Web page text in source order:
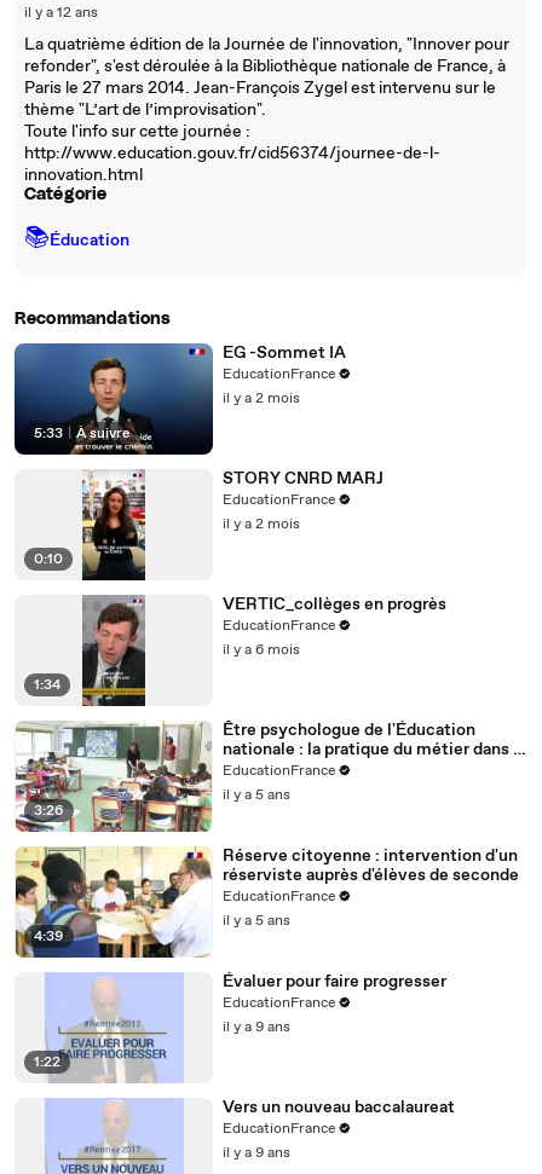
il y a 12 ans
La quatrième édition de la Journée de l'innovation, "Innover pour
refonder", s'est déroulée à la Bibliothèque nationale de France, à
Paris le 27 mars 2014. Jean-François Zygel est intervenu sur le
thème "L’art de l’improvisation".
Toute l'info sur cette journée :
http://www.education.gouv.fr/cid56374/journee-de-l-
innovation.html
Catégorie
📚Éducation
Recommandations
5:33 À suivre
EG -Sommet IA
EducationFrance
il y a 2 mois
0:10
STORY CNRD MARJ
EducationFrance
il y a 2 mois
1:34
VERTIC_collèges en progrès
EducationFrance
il y a 6 mois
3:26
Être psychologue de l'Éducation
nationale : la pratique du métier dans le
premier degré
EducationFrance
il y a 5 ans
4:39
Réserve citoyenne : intervention d'un
réserviste auprès d'élèves de seconde
EducationFrance
il y a 5 ans
1:22
Évaluer pour faire progresser
EducationFrance
il y a 9 ans
Vers un nouveau baccalaureat
EducationFrance
il y a 9 ans